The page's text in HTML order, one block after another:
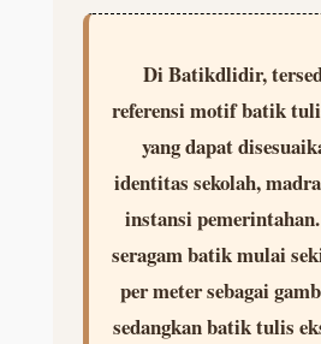
Di Batikdlidir,
referensi motif batik
yang dapat
identitas sekolah,
instansi
seragam batik mulai
per meter sebagai
sedangkan batik tulis